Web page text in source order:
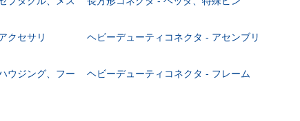
クセサリ
ヘビーデューティコネクタ - アセンブリ
ウジング、フー
ヘビーデューティコネクタ - フレーム